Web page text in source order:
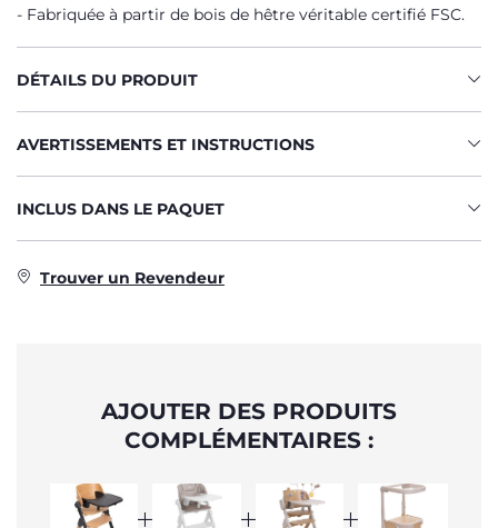
Fabriquée à partir de bois de hêtre véritable certifié FSC.
DÉTAILS DU PRODUIT
AVERTISSEMENTS ET INSTRUCTIONS
INCLUS DANS LE PAQUET
Trouver un Revendeur
AJOUTER DES PRODUITS
COMPLÉMENTAIRES :